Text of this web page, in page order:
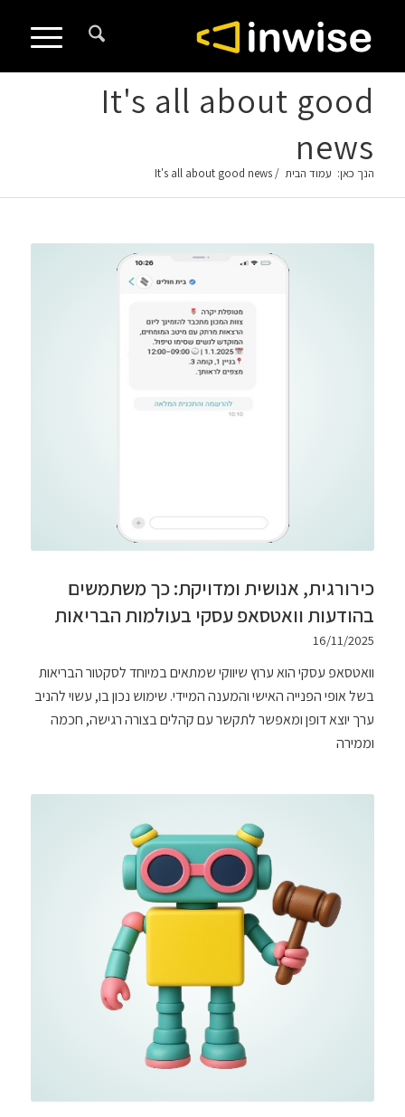
It's all about good
news
הנך כאן: עמוד הבית /
It's all about good news
כירורגית, אנושית ומדויקת: כך משתמשים
בהודעות וואטסאפ עסקי בעולמות הבריאות
16/11/2025
וואטסאפ עסקי הוא ערוץ שיווקי שמתאים במיוחד לסקטור הבריאות
בשל אופי הפנייה האישי והמענה המיידי. שימוש נכון בו, עשוי להניב
ערך יוצא דופן ומאפשר לתקשר עם קהלים בצורה רגישה, חכמה
וממירה